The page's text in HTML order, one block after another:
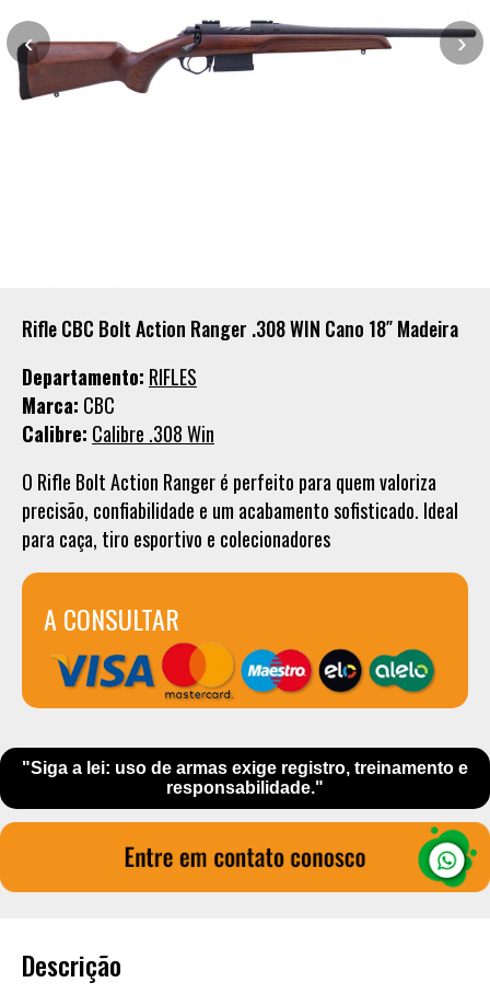
‹ ›
Rifle CBC Bolt Action Ranger .308 WIN Cano 18″ Madeira
Departamento: RIFLES
Marca: CBC
Calibre: Calibre .308 Win
O Rifle Bolt Action Ranger é perfeito para quem valoriza
precisão, confiabilidade e um acabamento sofisticado. Ideal
para caça, tiro esportivo e colecionadores
A CONSULTAR
"Siga a lei: uso de armas exige registro, treinamento e
responsabilidade."
Descrição